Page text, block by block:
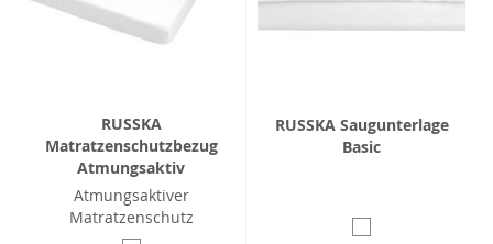
RUSSKA
Matratzenschutzbezug
Atmungsaktiv
Atmungsaktiver
Matratzenschutz
RUSSKA Saugunterlage
Basic